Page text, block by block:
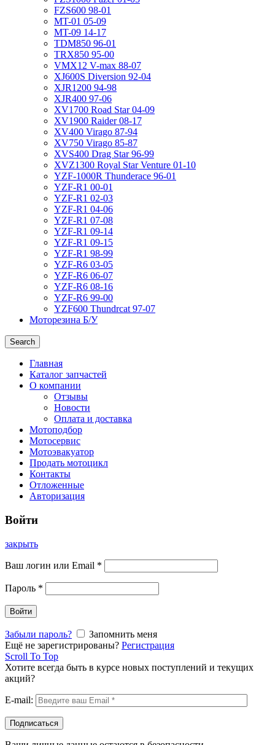
FZS600 98-01
MT-01 05-09
MT-09 14-17
TDM850 96-01
TRX850 95-00
VMX12 V-max 88-07
XJ600S Diversion 92-04
XJR1200 94-98
XJR400 97-06
XV1700 Road Star 04-09
XV1900 Raider 08-17
XV400 Virago 87-94
XV750 Virago 85-87
XVS400 Drag Star 96-99
XVZ1300 Royal Star Venture 01-10
YZF-1000R Thunderace 96-01
YZF-R1 00-01
YZF-R1 02-03
YZF-R1 04-06
YZF-R1 07-08
YZF-R1 09-14
YZF-R1 09-15
YZF-R1 98-99
YZF-R6 03-05
YZF-R6 06-07
YZF-R6 08-16
YZF-R6 99-00
YZF600 Thundrcat 97-07
Моторезина Б/У
Search
Главная
Каталог запчастей
О компании
Отзывы
Новости
Оплата и доставка
Мотоподбор
Мотосервис
Мотоэвакуатор
Продать мотоцикл
Контакты
Отложенные
Авторизация
Войти
закрыть
Ваш логин или Email *
Пароль *
Войти
Забыли пароль?
Запомнить меня
Ещё не зарегистрированы? Регистрация
Scroll To Top
Хотите всегда быть в курсе новых поступлений и текущих
акций?
E-mail: